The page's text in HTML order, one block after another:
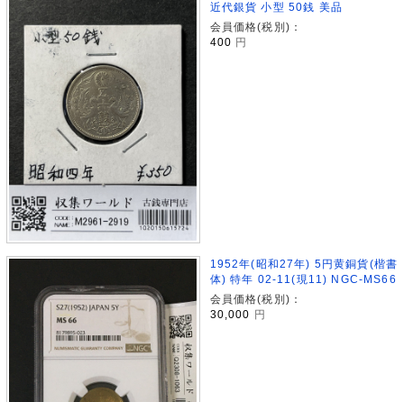
近代銀貨 小型 50銭 美品
会員価格(税別)：
400 円
1952年(昭和27年) 5円黄銅貨(楷書
体) 特年 02-11(現11) NGC-MS66
会員価格(税別)：
30,000
円